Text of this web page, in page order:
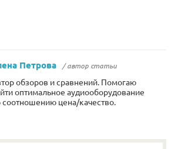
Петрова / автор статьи
обзоров и сравнений. Помогаю
оптимальное аудиооборудование
соотношению цена/качество.